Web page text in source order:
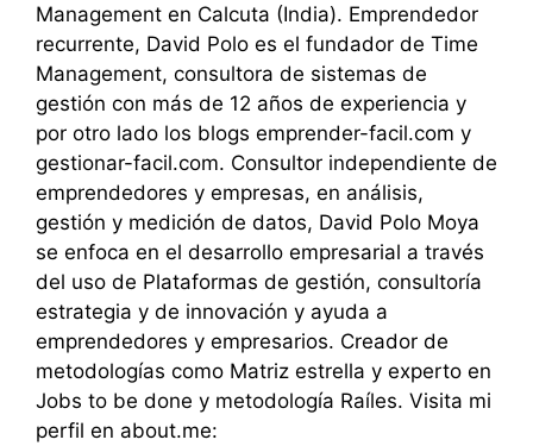
Management en Calcuta (India). Emprendedor
recurrente, David Polo es el fundador de Time
Management, consultora de sistemas de
gestión con más de 12 años de experiencia y
por otro lado los blogs emprender-facil.com y
gestionar-facil.com. Consultor independiente de
emprendedores y empresas, en análisis,
gestión y medición de datos, David Polo Moya
se enfoca en el desarrollo empresarial a través
del uso de Plataformas de gestión, consultoría
estrategia y de innovación y ayuda a
emprendedores y empresarios. Creador de
metodologías como Matriz estrella y experto en
Jobs to be done y metodología Raíles. Visita mi
perfil en about.me: